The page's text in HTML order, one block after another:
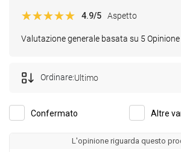
Valutazione generale basata su 5 Opinione
4.9/5 Aspetto
Confermato Altre
Ordinare:Ultimo
L'opinione riguarda questo